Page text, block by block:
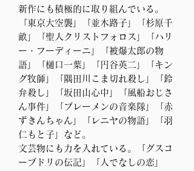
新作にも積極的に取り組んでいる。
「東京大空襲」「並木路子」「杉原千
畝」「聖人クリストフォロス」「ハリ
ー・フーディーニ」「被爆太郎の物
語」「樋口一葉」「円谷英二」「キン
グ牧師」「隅田川こま切れ殺し」「鈴
弁殺し」「坂田山心中」「風船おじさ
ん事件」「ブレーメンの音楽隊」「赤
ずきんちゃん」「レニヤの物語」「羽
仁もと子」など。
文芸物にも力を入れている。「グスコ
ーブドリの伝記」「人でなしの恋」